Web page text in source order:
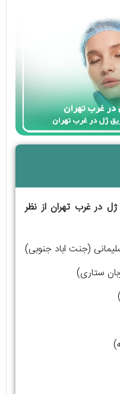
در غرب تهران از نظر
(جنت اباد جنوبی)
ستاری)